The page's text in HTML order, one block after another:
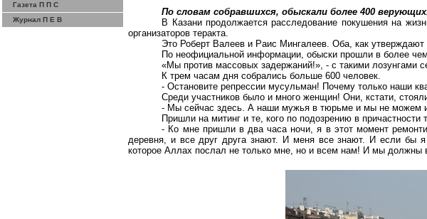
Газета П П С
Журнал П Е В
По словам собравшихся, обыскали более 400
В Казани продолжается расследование покушения на
организаторов теракта.
Это Роберт Валеев и Раис Мингалеев. Оба, как
По неофициальной информации, обыски прошли в более
«Мы против массовых задержаний!», - с такими лозунгами
К трем часам дня собрались больше 600 человек.
- Остановите репрессии мусульман! Почему только наши
Среди участников было и много женщин! Они, кстати,
- Мы сейчас здесь. А наши мужья в тюрьме и мы не можем
Пришли на митинг и те, кого по подозрению в причастности
- Ко мне пришли в два часа ночи, я в этот момент
деревня, и все друг друга знают. И меня все знают. И если бы
которое Аллах послал не только мне, но и всем нам! И мы должны